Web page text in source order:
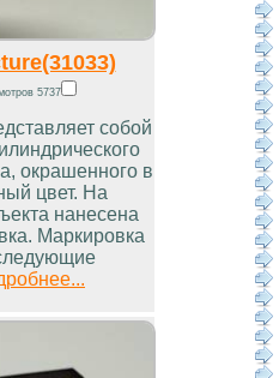
5737
собой
окрашенного в
цвет. На
нанесена
Маркировка